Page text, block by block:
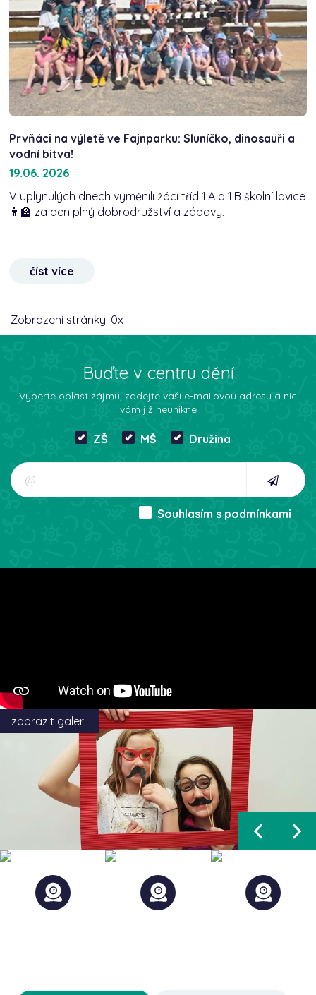
Prvňáci na výletě ve Fajnparku: Sluníčko, dinosauři a
vodní bitva!
19.06. 2026
V uplynulých dnech vyměnili žáci tříd 1.A a 1.B školní lavice
👨‍🏫 za den plný dobrodružství a zábavy.
číst více
Zobrazení stránky: 0x
Buďte v centru dění
Vyberte oblast zájmu, zadejte vaší e-mailovou adresu a nic
vám již neunikne
ZŠ MŠ Družina
Souhlasím s podmínkami
zobrazit galerii